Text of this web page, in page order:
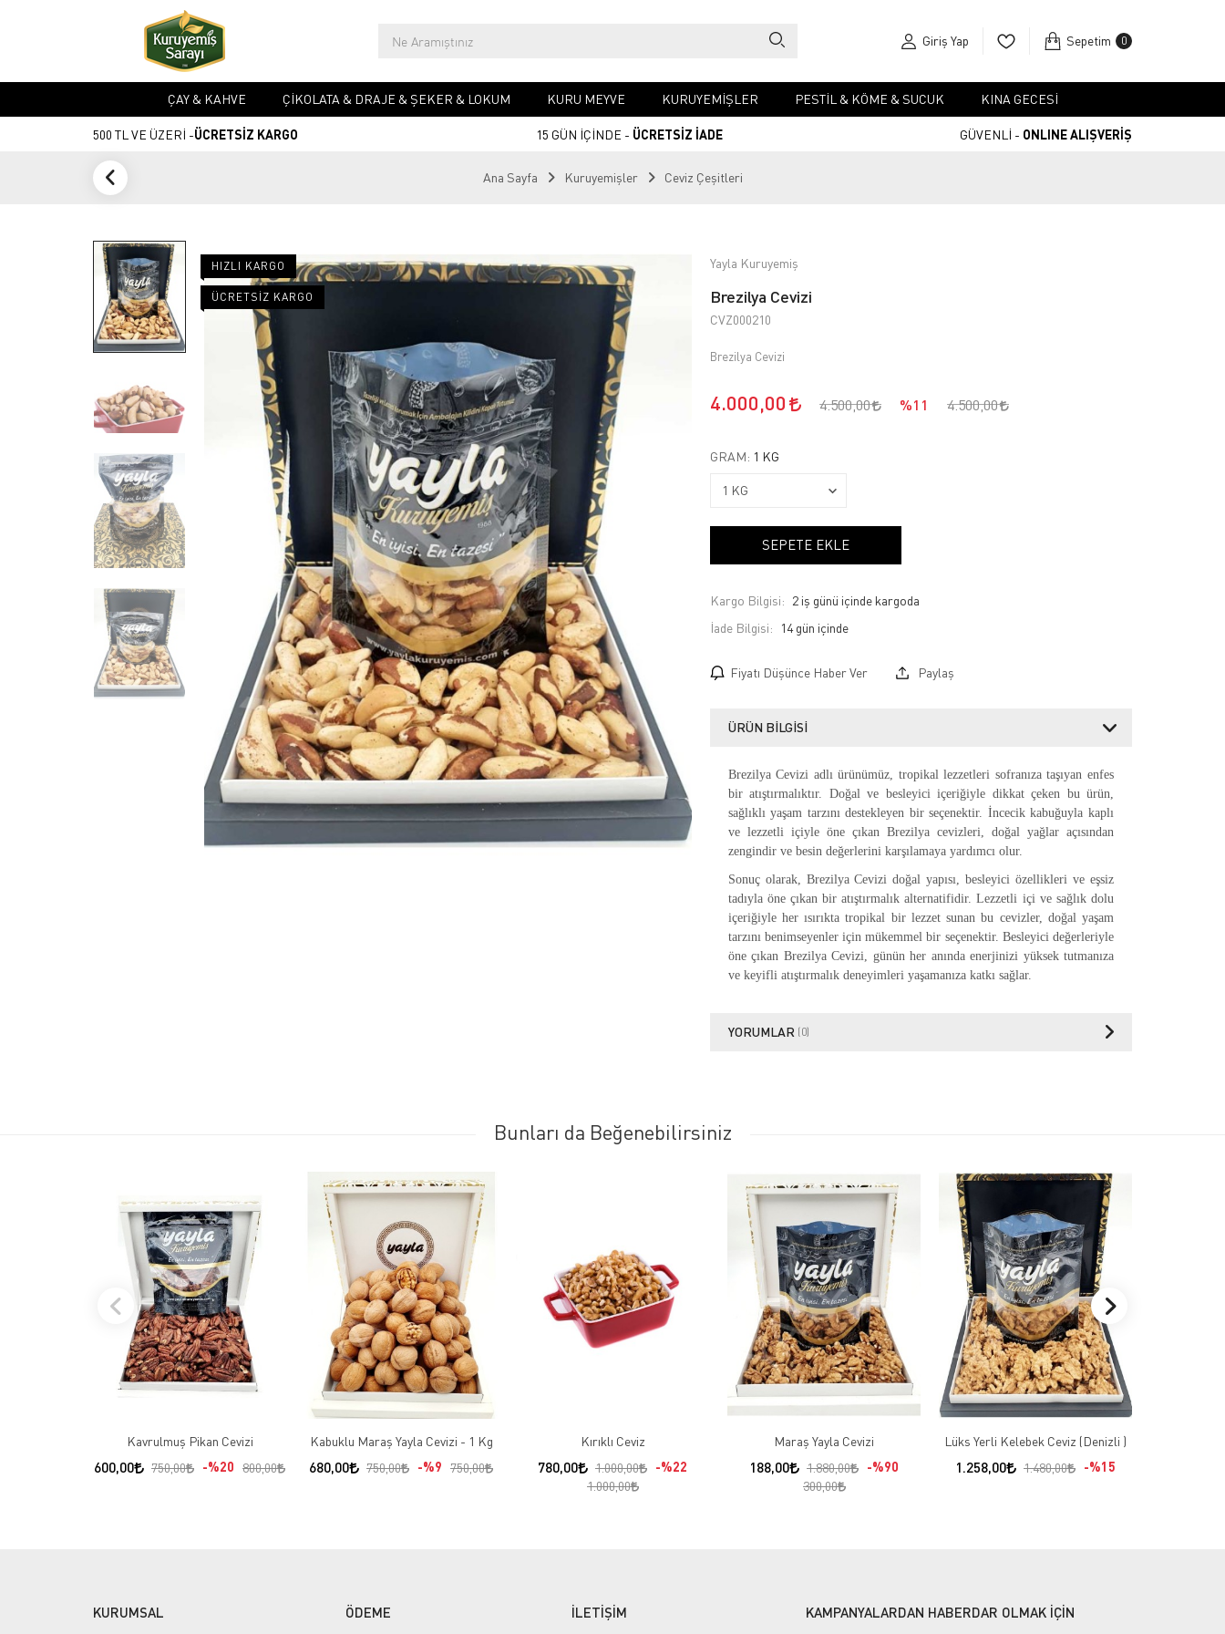
Giriş Yap Sepetim 0
ÇAY & KAHVE ÇIKOLATA & DRAJE & ŞEKER & LOKUM KURU MEYVE KURUYEMIŞLER PESTIL & KÖME & SUCUK KINA GECESI
500 TL VE ÜZERİ -ÜCRETSİZ KARGO 15 GÜN İÇİNDE - ÜCRETSİZ İADE GÜVENLİ - ONLINE ALIŞVERİŞ
Ana Sayfa Kuruyemişler Ceviz Çeşitleri
HIZLI KARGO
ÜCRETSIZ KARGO
Yayla Kuruyemiş
Brezilya Cevizi
CVZ000210
Brezilya Cevizi
4.000,00 4.500,00 %11 4.500,00
GRAM: 1 KG
SEPETE EKLE
Kargo Bilgisi: 2 iş günü içinde kargoda
İade Bilgisi:
Fiyatı Düşünce Haber Ver Paylaş
ÜRÜN BILGISI
Brezilya Cevizi adlı ürünümüz, tropikal lezzetleri sofranıza taşıyan enfes
bir atıştırmalıktır. Doğal ve besleyici içeriğiyle dikkat çeken bu ürün,
sağlıklı yaşam tarzını destekleyen bir seçenektir. İncecik kabuğuyla kaplı
ve lezzetli içiyle öne çıkan Brezilya cevizleri, doğal yağlar açısından
zengindir ve besin değerlerini karşılamaya yardımcı olur.
Sonuç olarak, Brezilya Cevizi doğal yapısı, besleyici özellikleri ve eşsiz
tadıyla öne çıkan bir atıştırmalık alternatifidir. Lezzetli içi ve sağlık dolu
içeriğiyle her ısırıkta tropikal bir lezzet sunan bu cevizler, doğal yaşam
tarzını benimseyenler için mükemmel bir seçenektir. Besleyici değerleriyle
öne çıkan Brezilya Cevizi, günün her anında enerjinizi yüksek tutmanıza
ve keyifli atıştırmalık deneyimleri yaşamanıza katkı sağlar.
YORUMLAR (0)
Bunları da Beğenebilirsiniz
Kavrulmuş Pikan Cevizi
600,00 750,00 %20 800,00
Kabuklu Maraş Yayla Cevizi - 1 Kg
680,00 750,00 %9 750,00
Kırıklı Ceviz
780,00 1.000,00
%22
1.000,00
Maraş Yayla Cevizi
188,00 1.880,00
%90
300,00
Lüks Yerli Kelebek Ceviz (Denizli )
1.258,00 1.480,00 %15
KURUMSAL ÖDEME İLETİŞİM KAMPANYALARDAN HABERDAR OLMAK İÇİN